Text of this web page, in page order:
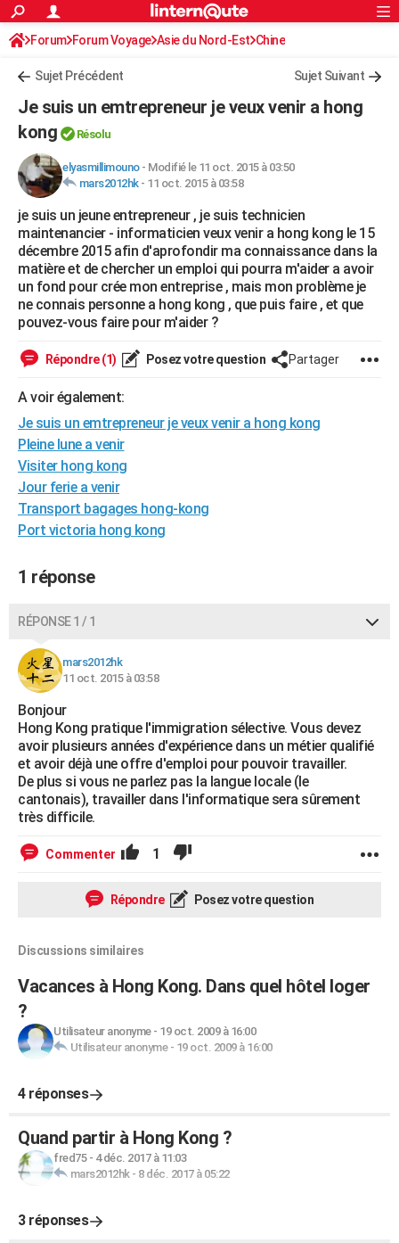
ACTUALITÉS
Politique
Société
Faits Divers
Education
Monde
Villes
+
Programme TV
TNTStreaming
Cinéma
Sorties cinéma
Musique
+FINANCE
Retraite
Impôts
Epargne
Immobilier
Risques naturels par ville
Banque
Assurance
Crédit
AUTO
Essais
Réserver un essai
Citadines
Berlines
SUV
Forum auto
HIGH-TECH
Mobiles
Meilleur smartphone
Internet
Ordinateurs
Jeux vidéo
Guide high-tech
+BRICOLAGE
Forum
Aménagement intérieur
Extérieur
Cuisine
Salle de bains
Jardinage
Rangement
WEEK-END
Guides de France
Escapades
Patrimoine
Expositions
Musées
Week-end nature
+LIFESTYLE
SANTE
Destinations
City break
Voyage nature
Voyage de noces
Forum
Climat
PHOTO
GUIDES D'ACHAT
BONS PLANS
CARTE DE VOEUX
S'inscrire
Se connecter
Lycées
Collèges
Primaires
Universités
Entreprises
Service militaire
Avis de recherche
AVIS DE DÉCÈS
FORUM
Bricolage
Lifestyle
Culture
Sport
Auto
Television
Voyage
Cinema
S'inscrire
Connexion
Forum Forum Voyage Asie du Nord-Est Chine
Sujet Précédent Sujet Suivant
Je suis un emtrepreneur je veux venir a hong
kong
Résolu
elyasmillimouno- Modifié le 11 oct. 2015 à 03:50
mars2012hk- 11 oct. 2015 à 03:58
je suis un jeune entrepreneur , je suis technicien
maintenancier - informaticien veux venir a hong kong le 15
décembre 2015 afin d'aprofondir ma connaissance dans la
matière et de chercher un emploi qui pourra m'aider a avoir
un fond pour crée mon entreprise , mais mon problème je
ne connais personne a hong kong , que puis faire , et que
pouvez-vous faire pour m'aider ?
Répondre (1) Posez votre question Partager
A voir également:
Je suis un emtrepreneur je veux venir a hong kong
Pleine lune a venir
Visiter hong kong
Jour ferie a venir
Transport bagages hong-kong
Port victoria hong kong
1 réponse
RÉPONSE 1 / 1
mars2012hk
11 oct. 2015 à 03:58
Bonjour
Hong Kong pratique l'immigration sélective. Vous devez
avoir plusieurs années d'expérience dans un métier qualifié
et avoir déjà une offre d'emploi pour pouvoir travailler.
De plus si vous ne parlez pas la langue locale (le
cantonais), travailler dans l'informatique sera sûrement
très difficile.
Commenter 1
Répondre Posez votre question
Discussions similaires
Vacances à Hong Kong. Dans quel hôtel loger
?
Utilisateur anonyme- 19 oct. 2009 à 16:00
Utilisateur anonyme- 19 oct. 2009 à 16:00
4 réponses
Quand partir à Hong Kong ?
fred75- 4 déc. 2017 à 11:03
mars2012hk- 8 déc. 2017 à 05:22
3 réponses